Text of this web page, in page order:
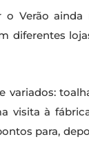
Verão ainda
diferentes
visita à
para,